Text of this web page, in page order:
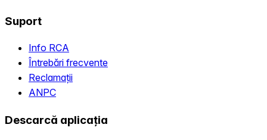
Suport
Info RCA
Întrebări frecvente
Reclamații
ANPC
Descarcă aplicația